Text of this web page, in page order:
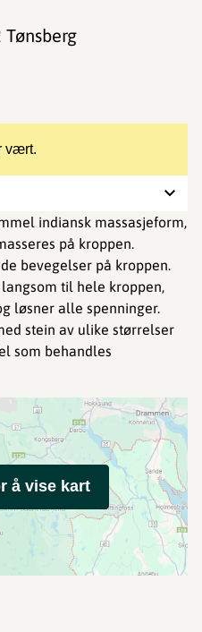
vært.
indiansk massasjeform,
på kroppen.
bevegelser på kroppen.
til hele kroppen,
løsner alle spenninger.
stein av ulike størrelser
som behandles
Tønsberg
å vise kart